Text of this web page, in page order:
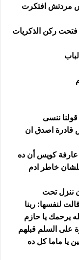
مردتش افتكرت
فتحت ركن الذكريات
ننسى
قادرة اصدق ان
كويس أن ده
خاطر ادم
ننزل تحت
لنفسها: ربنا
يرحمك يا حازم
على السلم قبلهم
يا ماما كل ده